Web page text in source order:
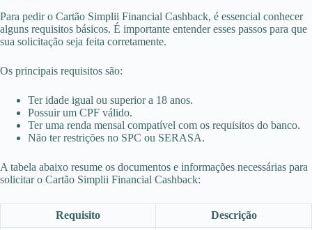
Para pedir o Cartão Simplii Financial Cashback, é essencial conhecer
alguns requisitos básicos. É importante entender esses passos para que
sua solicitação seja feita corretamente.
Os principais requisitos são:
Ter idade igual ou superior a 18 anos.
Possuir um CPF válido.
Ter uma renda mensal compatível com os requisitos do banco.
Não ter restrições no SPC ou SERASA.
A tabela abaixo resume os documentos e informações necessárias para
solicitar o Cartão Simplii Financial Cashback:
Requisito Descrição